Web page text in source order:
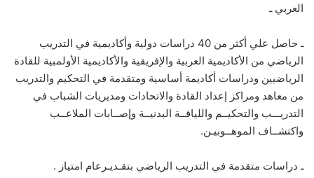
العربي ـ
ـ حاصل علي أكثر من 40 دراسات دولية وأكاديمية في التدريب
الرياضي من الأكاديمية العربية والإفريقية والأكاديمية الأولمبية للقادة
الرياضيين ودراسات أكاديمة أساسية ومتقدمة في التحكيم والتدريب
من معاهد ومراكز إعداد القادة والاتحادات ومديريات الشباب في
التدريـــب والتحكيــم واللياقــة البدنيــة وإصــابات الملاعــب
واكتشــاف الموهــوبيـن.
ـ دراسات متقدمة في التدريب الرياضي بتقـديـرعام امتياز .